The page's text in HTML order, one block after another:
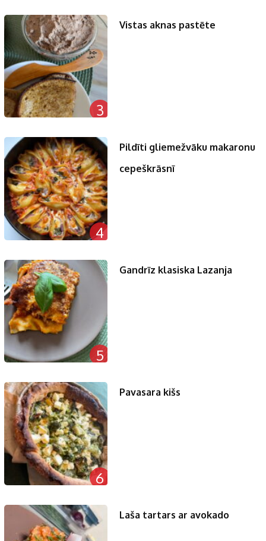
3
Vistas aknas pastēte
4
Pildīti gliemežvāku makaronu
cepeškrāsnī
5
Gandrīz klasiska Lazanja
6
Pavasara kišs
Laša tartars ar avokado